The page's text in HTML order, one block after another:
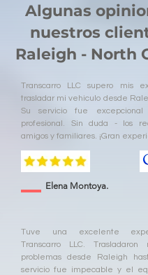
Algunas
nuestros
Raleigh - North
Transcarro LLC supero mis
trasladar mi vehiculo desde
Su servicio fue
profesional. Sin duda - los
amigos y familiares. ¡Gran
Elena Montoya.
Tuve una excelente
Transcarro LLC.
problemas desde Raleigh
servicio fue impecable y el